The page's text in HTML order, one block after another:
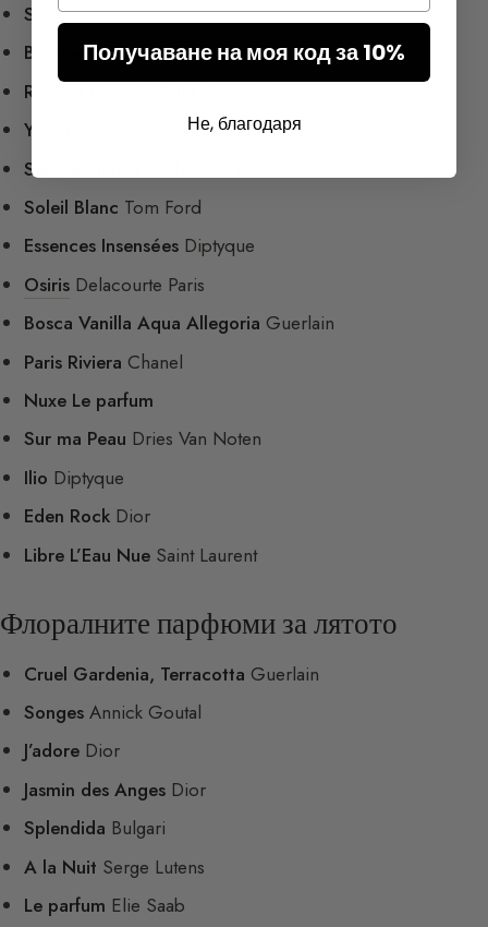
SongesAnnick Goutal
Bronze GoddessEstée Lauder
Replica (Beach Walk)
Ylang
Sabbia Bianca
Soleil Blanc Tom Ford
Essences Insensées Diptyque
Osiris Delacourte Paris
Bosca Vanilla Aqua Allegoria Guerlain
Paris Riviera Chanel
Nuxe Le parfum
Sur ma Peau Dries Van Noten
Ilio Diptyque
Eden Rock Dior
Libre L’Eau Nue Saint Laurent
Флоралните парфюми за лятото
Cruel Gardenia, Terracotta Guerlain
Songes Annick Goutal
J’adore Dior
Jasmin des Anges Dior
Splendida Bulgari
A la Nuit Serge Lutens
Le parfum Elie Saab
Получаване на моя код за 10%
Не, благодаря